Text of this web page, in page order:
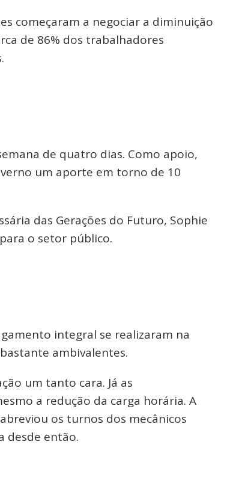
começaram a negociar a diminuição
de 86% dos trabalhadores
de quatro dias. Como apoio,
um aporte em torno de 10
das Gerações do Futuro, Sophie
o setor público.
integral se realizaram na
ambivalentes.
um tanto cara. Já as
a redução da carga horária. A
os turnos dos mecânicos
desde então.